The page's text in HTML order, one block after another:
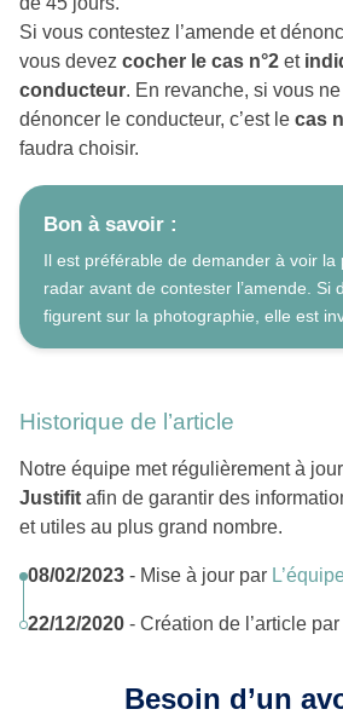
Si vous contestez l’amende et
vous devez cocher le cas n°2 et
conducteur. En revanche, si vous
dénoncer le conducteur, c’est le cas
faudra choisir.
Bon à savoir :
Il est préférable de demander à voir la
radar avant de contester l’amende. Si
figurent sur la photographie, elle est
Historique de l’article
Notre équipe met régulièrement à
Justifit afin de garantir des
et utiles au plus grand nombre.
08/02/2023 - Mise à jour par
22/12/2020 - Création de l’article par
Besoin d’un